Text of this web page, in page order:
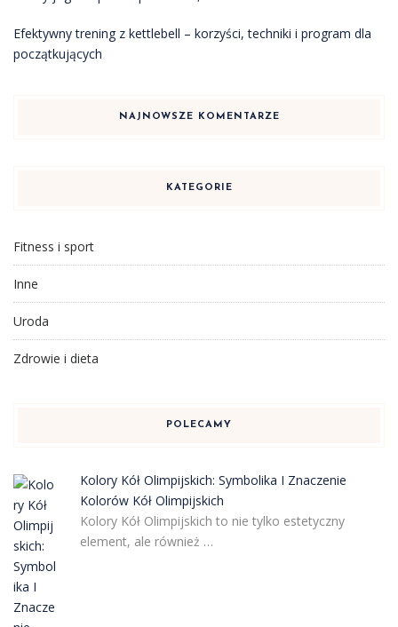
Efektywny trening z kettlebell – korzyści, techniki i program dla
początkujących
NAJNOWSZE KOMENTARZE
KATEGORIE
Fitness i sport
Inne
Uroda
Zdrowie i dieta
POLECAMY
Kolory Kół Olimpijskich: Symbolika I Znaczenie
Kolorów Kół Olimpijskich
Kolory Kół Olimpijskich to nie tylko estetyczny
element, ale również …